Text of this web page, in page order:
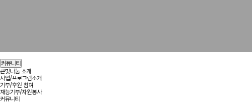
커뮤니티
큰빛나눔 소개
사업/프로그램소개
기부/후원 참여
재능기부/자원봉사
커뮤니티